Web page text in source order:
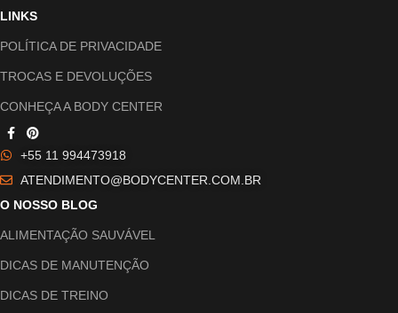
LINKS
POLÍTICA DE PRIVACIDADE
TROCAS E DEVOLUÇÕES
CONHEÇA A BODY CENTER
+55 11 994473918
ATENDIMENTO@BODYCENTER.COM.BR
O NOSSO BLOG
ALIMENTAÇÃO SAUVÁVEL
DICAS DE MANUTENÇÃO
DICAS DE TREINO